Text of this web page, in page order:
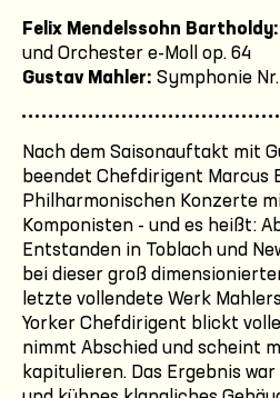
Felix Mendelssohn Bartholdy:
und Orchester e-Moll op. 64
Gustav Mahler: Symphonie
Nach dem Saisonauftakt mit
beendet Chefdirigent Marcus
Philharmonischen Konzerte
Komponisten - und es heißt:
Entstanden in Toblach und
bei dieser groß
letzte vollendete Werk
Yorker Chefdirigent blickt
nimmt Abschied und scheint
kapitulieren. Das Ergebnis